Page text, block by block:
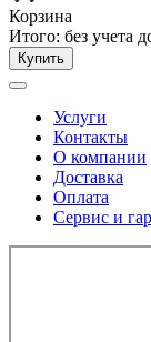
Корзина
Итого: без учета
Купить
Услуги
Контакты
О компании
Доставка
Оплата
Сервис и